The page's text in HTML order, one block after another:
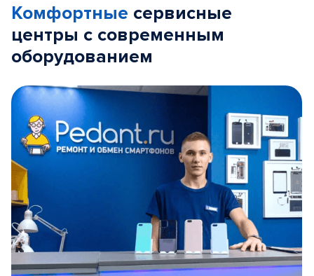
Комфортные сервисные
центры с современным
оборудованием